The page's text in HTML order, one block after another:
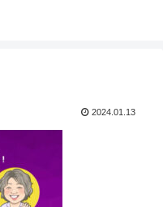
2024.01.13